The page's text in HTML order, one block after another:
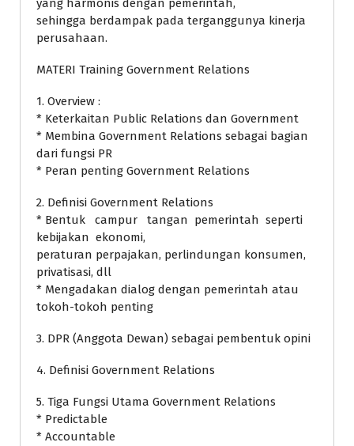
yang harmonis dengan pemerintah,
sehingga berdampak pada terganggunya kinerja
perusahaan.
MATERI Training Government Relations
1. Overview :
* Keterkaitan Public Relations dan Government
* Membina Government Relations sebagai bagian
dari fungsi PR
* Peran penting Government Relations
2. Definisi Government Relations
* Bentuk campur tangan pemerintah seperti
kebijakan ekonomi,
peraturan perpajakan, perlindungan konsumen,
privatisasi, dll
* Mengadakan dialog dengan pemerintah atau
tokoh-tokoh penting
3. DPR (Anggota Dewan) sebagai pembentuk opini
4. Definisi Government Relations
5. Tiga Fungsi Utama Government Relations
* Predictable
* Accountable